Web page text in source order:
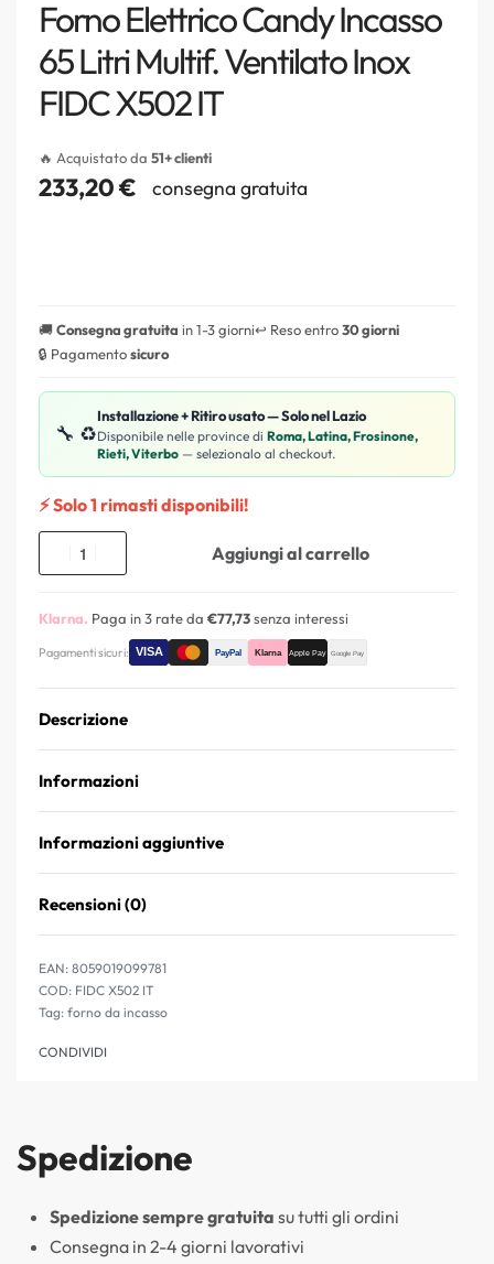
Forno Elettrico Candy Incasso
65 Litri Multif. Ventilato Inox
FIDC X502 IT
🔥 Acquistato da 51+ clienti
233,20€ consegna gratuita
🚚Consegna gratuita in 1-3 giorni↩️ Reso entro30 giorni
🔒 Pagamentosicuro
🔧 ♻️
Installazione + Ritiro usato — Solo nel Lazio
Disponibile nelle province di Roma, Latina, Frosinone,
Rieti, Viterbo — selezionalo al checkout.
⚡ Solo 1 rimasti disponibili!
Aggiungi al carrello
Klarna. Paga in 3 rate da €77,73senza interessi
Pagamenti sicuri:
Descrizione
Informazioni
Informazioni aggiuntive
Recensioni (0)
EAN: 8059019099781
FIDC X502 IT
Tag: forno da incasso
CONDIVIDI
Spedizione
Spedizione sempre gratuita su tutti gli ordini
Consegna in 2-4 giorni lavorativi